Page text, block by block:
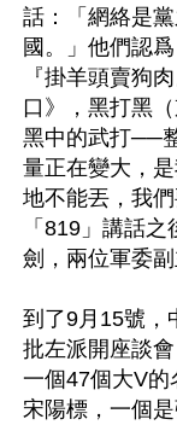
話：「網絡是
國。」他們認
『掛羊頭賣狗
口》，黑打黑
黑中的武打──
量正在變大，
地不能丟，我
「819」講話
劍，兩位軍委副
到了9月15號，
批左派開座談
一個47個大V的
宋陽標，一個